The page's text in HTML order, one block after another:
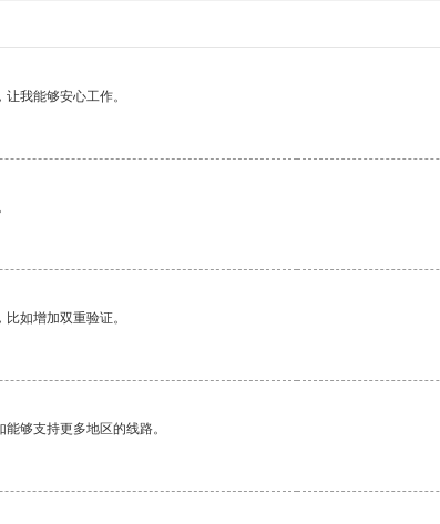
我能够安心工作。
如增加双重验证。
够支持更多地区的线路。